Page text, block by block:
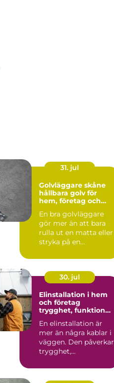
31. jul
Golvläggare skåne
hållbara golv för
hem, företag och
En bra golvläggare
gör mer än att bara
rulla ut en matta eller
stryka på en
genomtän...
30. jul
Elinstallation i hem
och företag
trygghet, funktion
teknik
En elinstallation är
mer än några kablar i
väggen. Den påverkar
trygghet,
energiförb...